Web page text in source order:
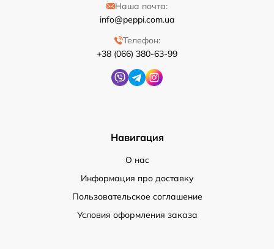
Наша почта:
info@peppi.com.ua
Телефон:
+38 (066) 380-63-99
Навигация
О нас
Информация про доставку
Пользовательское соглашение
Условия оформления заказа